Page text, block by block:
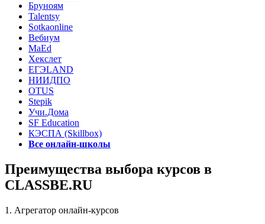
Бруноям
Talentsy
Sotkaonline
Вебиум
MaEd
Хекслет
ЕГЭLAND
НИИДПО
OTUS
Stepik
Учи.Дома
SF Education
КЭСПА (Skillbox)
Все онлайн-школы
Преимущества выбора курсов в
CLASSBE.RU
1. Агрегатор онлайн-курсов